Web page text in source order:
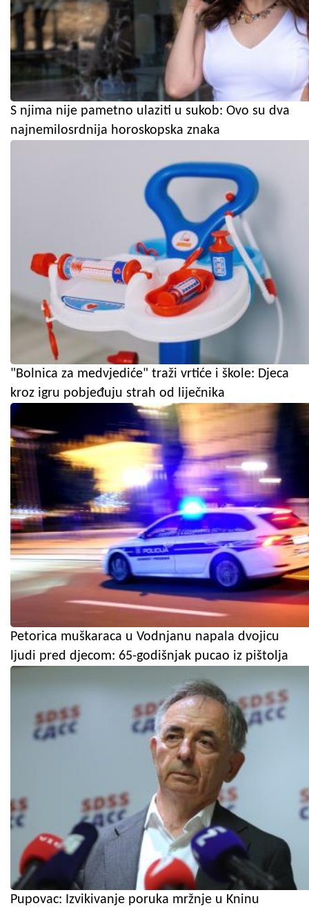
S njima nije pametno ulaziti u sukob: Ovo su dva
najnemilosrdnija horoskopska znaka
"Bolnica za medvjediće" traži vrtiće i škole: Djeca
kroz igru pobjeđuju strah od liječnika
Petorica muškaraca u Vodnjanu napala dvojicu
ljudi pred djecom: 65-godišnjak pucao iz pištolja
Pupovac: Izvikivanje poruka mržnje u Kninu